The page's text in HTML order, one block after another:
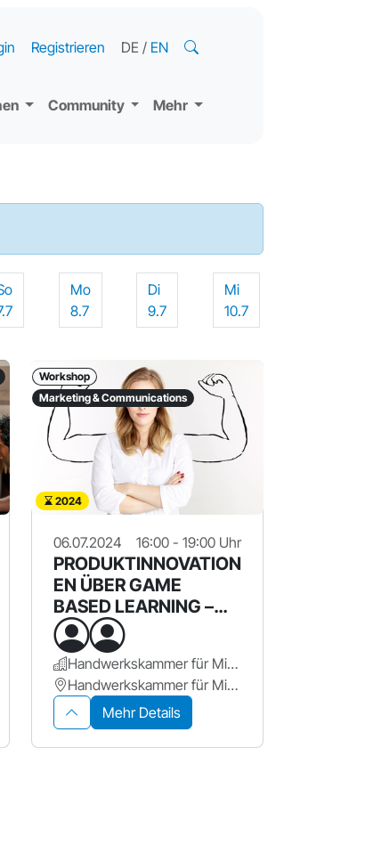
Community Mehr
Registrieren DE / EN
Mo
8.7
Di
9.7
Mi
10.7
Workshop
Marketing & Communications
2024
06.07.2024 16:00 - 19:00 Uhr
PRODUKTINNOVATION
EN ÜBER GAME
BASED LEARNING –
EDUCATION 4.0
Handwerkskammer für Mittelfanken
Handwerkskammer für Mittelfranken
Mehr Details